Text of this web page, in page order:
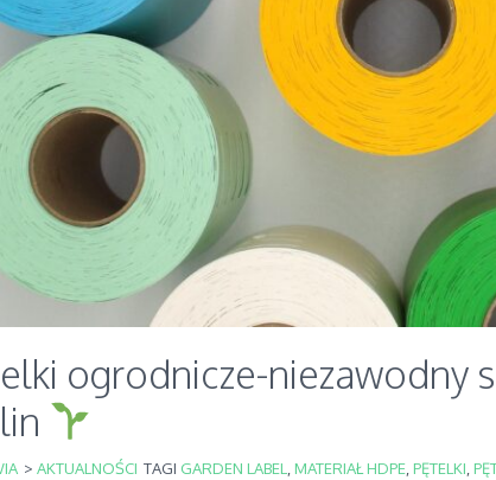
ogrodnicze-niezawodny
> AKTUALNOŚCI TAGI GARDEN LABEL MATERIAŁ HDPE PĘTELKI